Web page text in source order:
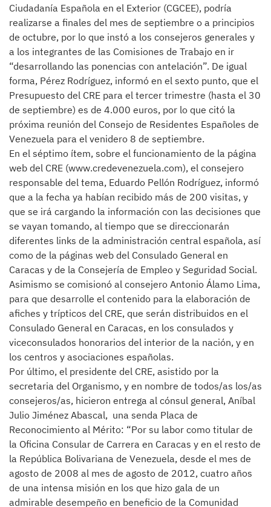
Ciudadanía Española en el Exterior (CGCEE), podría
realizarse a finales del mes de septiembre o a principios
de octubre, por lo que instó a los consejeros generales y
a los integrantes de las Comisiones de Trabajo en ir
“desarrollando las ponencias con antelación”. De igual
forma, Pérez Rodríguez, informó en el sexto punto, que el
Presupuesto del CRE para el tercer trimestre (hasta el 30
de septiembre) es de 4.000 euros, por lo que citó la
próxima reunión del Consejo de Residentes Españoles de
Venezuela para el venidero 8 de septiembre.
En el séptimo ítem, sobre el funcionamiento de la página
web del CRE (www.credevenezuela.com), el consejero
responsable del tema, Eduardo Pellón Rodríguez, informó
que a la fecha ya habían recibido más de 200 visitas, y
que se irá cargando la información con las decisiones que
se vayan tomando, al tiempo que se direccionarán
diferentes links de la administración central española, así
como de la páginas web del Consulado General en
Caracas y de la Consejería de Empleo y Seguridad Social.
Asimismo se comisionó al consejero Antonio Álamo Lima,
para que desarrolle el contenido para la elaboración de
afiches y trípticos del CRE, que serán distribuidos en el
Consulado General en Caracas, en los consulados y
viceconsulados honorarios del interior de la nación, y en
los centros y asociaciones españolas.
Por último, el presidente del CRE, asistido por la
secretaria del Organismo, y en nombre de todos/as los/as
consejeros/as, hicieron entrega al cónsul general, Aníbal
Julio Jiménez Abascal, una senda Placa de
Reconocimiento al Mérito: “Por su labor como titular de
la Oficina Consular de Carrera en Caracas y en el resto de
la República Bolivariana de Venezuela, desde el mes de
agosto de 2008 al mes de agosto de 2012, cuatro años
de una intensa misión en los que hizo gala de un
admirable desempeño en beneficio de la Comunidad